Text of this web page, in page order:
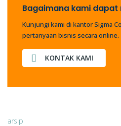
Bagaimana kami dapat
Kunjungi kami di kantor Sigma
pertanyaan bisnis secara online.
KONTAK KAMI
arsip